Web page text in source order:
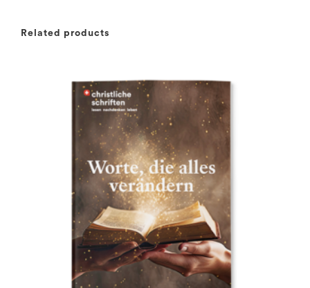
Related products